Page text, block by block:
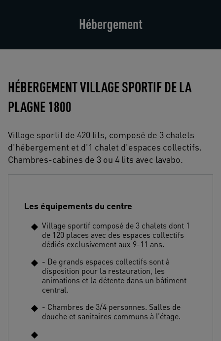
Hébergement
HÉBERGEMENT VILLAGE SPORTIF DE LA
PLAGNE 1800
Village sportif de 420 lits, composé de 3 chalets
d'hébergement et d'1 chalet d'espaces collectifs.
Chambres-cabines de 3 ou 4 lits avec lavabo.
Les équipements du centre
Village sportif composé de 3 chalets dont 1
de 120 places avec des espaces collectifs
dédiés exclusivement aux 9-11 ans.
- De grands espaces collectifs sont à
disposition pour la restauration, les
animations et la détente dans un bâtiment
central.
- Chambres de 3/4 personnes. Salles de
douche et sanitaires communs à l’étage.